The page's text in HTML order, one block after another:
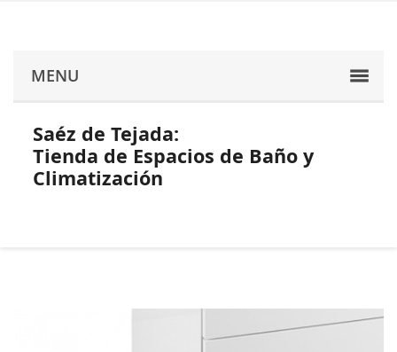
MENU
Saéz de Tejada:
Tienda de Espacios de Baño y
Climatización